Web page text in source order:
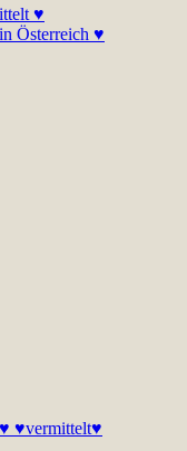
♥
Österreich ♥
♥vermittelt♥